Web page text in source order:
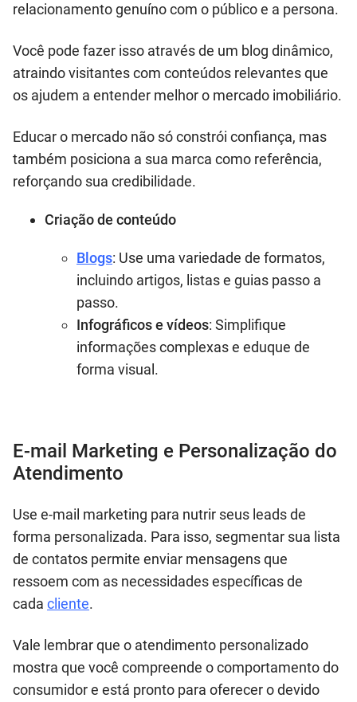
relacionamento genuíno com o público e a persona.
Você pode fazer isso através de um blog dinâmico,
atraindo visitantes com conteúdos relevantes que
os ajudem a entender melhor o mercado imobiliário.
Educar o mercado não só constrói confiança, mas
também posiciona a sua marca como referência,
reforçando sua credibilidade.
Criação de conteúdo
Blogs: Use uma variedade de formatos,
incluindo artigos, listas e guias passo a
passo.
Infográficos e vídeos: Simplifique
informações complexas e eduque de
forma visual.
E-mail Marketing e Personalização do
Atendimento
Use e-mail marketing para nutrir seus leads de
forma personalizada. Para isso, segmentar sua lista
de contatos permite enviar mensagens que
ressoem com as necessidades específicas de
cada cliente.
Vale lembrar que o atendimento personalizado
mostra que você compreende o comportamento do
consumidor e está pronto para oferecer o devido